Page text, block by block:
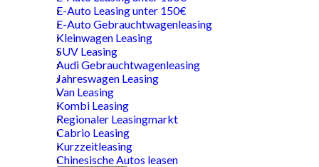
E-Auto Leasing unter 150€
E-Auto Gebrauchtwagenleasing
Kleinwagen Leasing
SUV Leasing
Audi Gebrauchtwagenleasing
Jahreswagen Leasing
Van Leasing
Kombi Leasing
Regionaler Leasingmarkt
Cabrio Leasing
Kurzzeitleasing
Chinesische Autos leasen